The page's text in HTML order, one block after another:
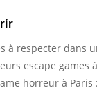
à respecter dans
escape games
horreur à